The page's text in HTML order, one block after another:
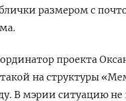
размером с
проекта
на структуры
В мэрии ситуацию